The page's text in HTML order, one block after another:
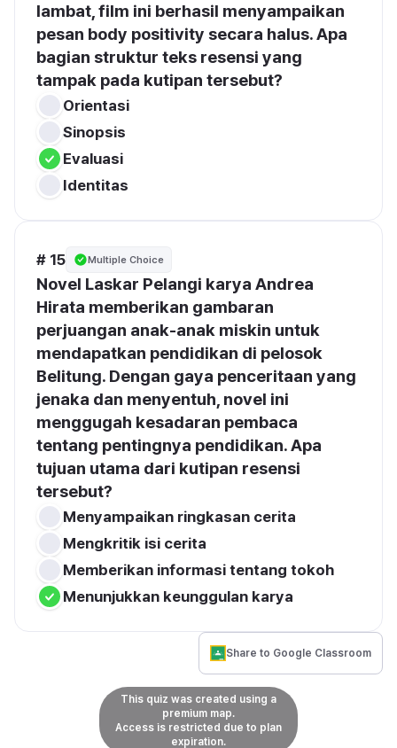
lambat, film ini berhasil menyampaikan
pesan body positivity secara halus. Apa
bagian struktur teks resensi yang
tampak pada kutipan tersebut?
Orientasi
Sinopsis
Evaluasi
Identitas
# 15 Multiple Choice
Novel Laskar Pelangi karya Andrea
Hirata memberikan gambaran
perjuangan anak-anak miskin untuk
mendapatkan pendidikan di pelosok
Belitung. Dengan gaya penceritaan yang
jenaka dan menyentuh, novel ini
menggugah kesadaran pembaca
tentang pentingnya pendidikan. Apa
tujuan utama dari kutipan resensi
tersebut?
Menyampaikan ringkasan cerita
Mengkritik isi cerita
Memberikan informasi tentang tokoh
Menunjukkan keunggulan karya
Share to Google Classroom
This quiz was created using a
premium map.
Access is restricted due to plan
expiration.